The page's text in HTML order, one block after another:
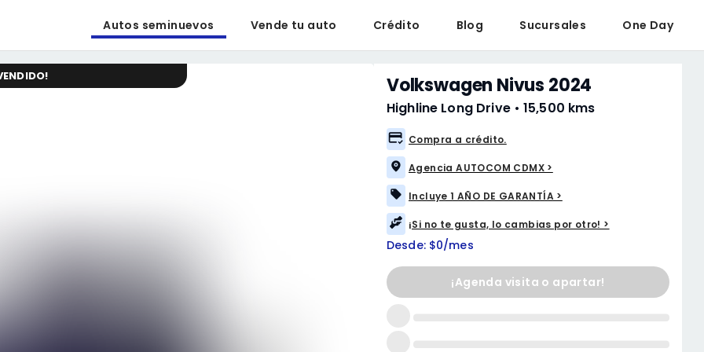
Autos seminuevos Vende tu auto Crédito Blog Sucursales One Day
! Volkswagen Nivus 2024
Highline Long Drive • 15,500 kms
Compra a crédito.
Agencia AUTOCOM CDMX >
Incluye 1 AÑO DE GARANTÍA >
¡Si no te gusta, lo cambias por otro! >
Desde: $0/mes
¡Agenda visita o apartar!